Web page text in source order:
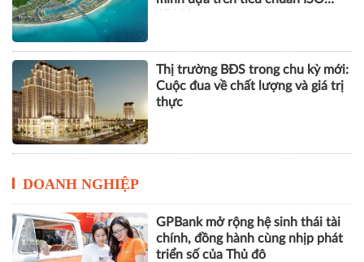
Thị trường BĐS trong chu kỳ mới:
Cuộc đua về chất lượng và giá trị
thực
DOANH NGHIỆP
GPBank mở rộng hệ sinh thái tài
chính, đồng hành cùng nhịp phát
triển số của Thủ đô